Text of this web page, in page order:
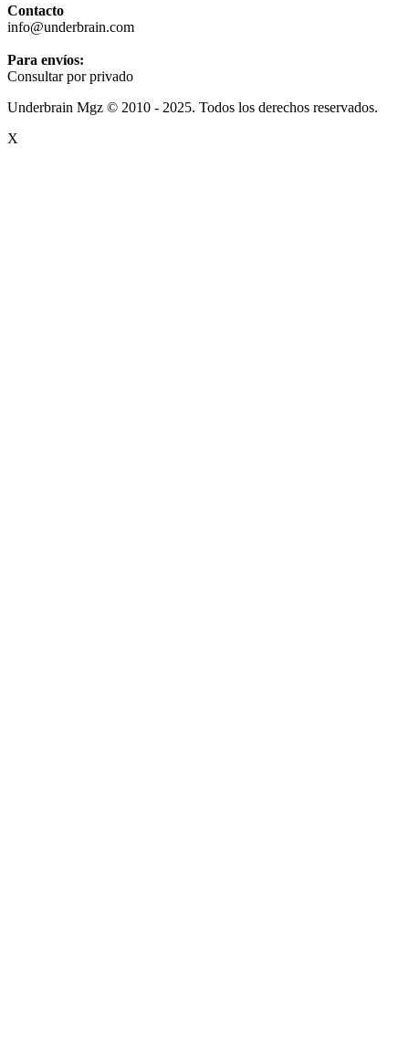
Contacto
info@underbrain.com
Para envíos:
Consultar por privado
Underbrain Mgz © 2010 - 2025. Todos los derechos reservados.
X